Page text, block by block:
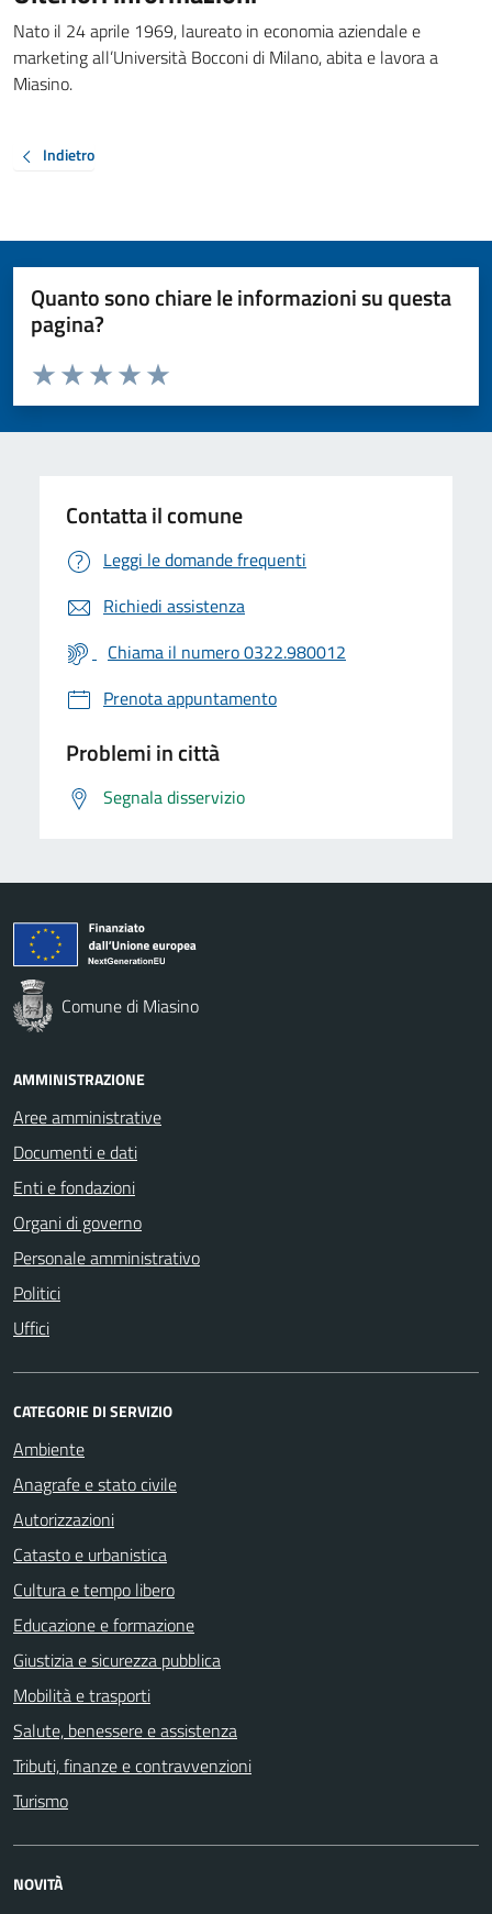
Nato il 24 aprile 1969, laureato in economia aziendale e
marketing all’Università Bocconi di Milano, abita e lavora a
Miasino.
Indietro
Quanto sono chiare le informazioni su questa
pagina?
Valuta da 1 a 5 stelle la pagina
Valuta 5 stelle su 5
Valuta 4 stelle su 5
Valuta 3 stelle su 5
Valuta 2 stelle su 5
Valuta 1 stelle su 5
Contatta il comune
Leggi le domande frequenti
Richiedi assistenza
Chiama il numero 0322.980012
Prenota appuntamento
Problemi in città
Segnala disservizio
Comune di Miasino
AMMINISTRAZIONE
Aree amministrative
Documenti e dati
Enti e fondazioni
Organi di governo
Personale amministrativo
Politici
Uffici
CATEGORIE DI SERVIZIO
Ambiente
Anagrafe e stato civile
Autorizzazioni
Catasto e urbanistica
Cultura e tempo libero
Educazione e formazione
Giustizia e sicurezza pubblica
Mobilità e trasporti
Salute, benessere e assistenza
Tributi, finanze e contravvenzioni
Turismo
NOVITÀ